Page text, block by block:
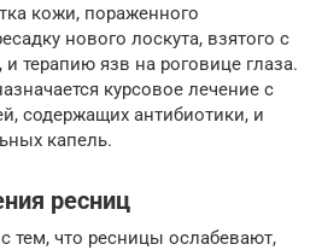
кожи, пораженного
нового лоскута, взятого с
и терапию язв на роговице глаза.
курсовое лечение с
содержащих антибиотики, и
капель.
ресниц
тем, что ресницы ослабевают,